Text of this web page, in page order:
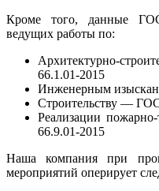
Кроме того, данные
ведущих работы по:
Архитектурно-
66.1.01-2015
Инженерным
Строительству —
Реализации
66.9.01-2015
Наша компания при
мероприятий оперирует